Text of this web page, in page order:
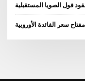
فول الصويا المستقبلية
سعر الفائدة الأوروبية